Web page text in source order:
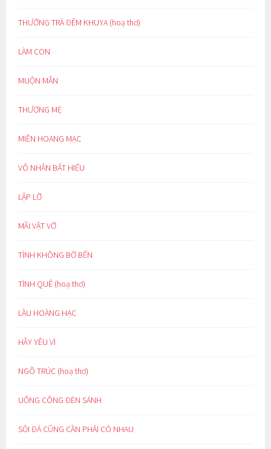
THƯỞNG TRÀ ĐÊM KHUYA (hoạ thơ)
LÀM CON
MUỘN MẰN
THƯƠNG MẸ
MIỀN HOANG MẠC
VÔ NHÂN BẤT HIẾU
LẬP LỜ
MÃI VẬT VỜ
TÌNH KHÔNG BỜ BẾN
TÌNH QUÊ (hoạ thơ)
LẦU HOÀNG HẠC
HÃY YÊU VÌ
NGÕ TRÚC (hoạ thơ)
UỔNG CÔNG ĐÈN SÁNH
SỎI ĐÁ CŨNG CẦN PHẢI CÓ NHAU